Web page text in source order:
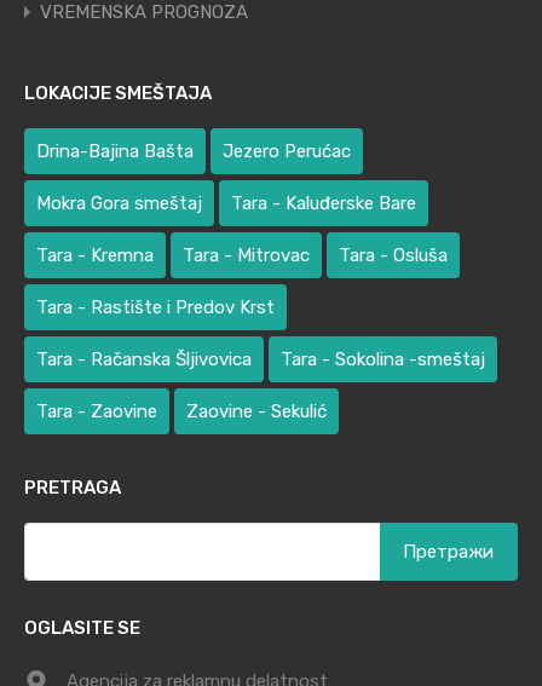
VREMENSKA PROGNOZA
LOKACIJE SMEŠTAJA
Drina-Bajina Bašta Jezero Perućac
Mokra Gora smeštaj Tara - Kaluđerske Bare
Tara - Kremna Tara - Mitrovac Tara - Osluša
Tara - Rastište i Predov Krst
Tara - Račanska Šljivovica Tara - Sokolina -smeštaj
Tara - Zaovine Zaovine - Sekulić
PRETRAGA
OGLASITE SE
Agencija za reklamnu delatnost